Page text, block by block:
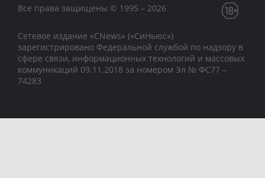
Все права защищены © 1995 – 2026
Сетевое издание «CNews» («СиНьюс»)
зарегистрировано Федеральной службой по надзору в
сфере связи, информационных технологий и массовых
коммуникаций 09.11.2018 за номером Эл № ФС77 –
74283